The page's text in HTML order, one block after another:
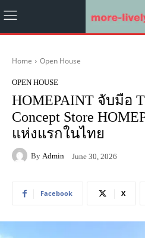
Home Open House
OPEN HOUSE
HOMEPAINT จับมือ
Concept Store
แห่งแรกในไทย
By Admin June 30, 2026
Facebook X